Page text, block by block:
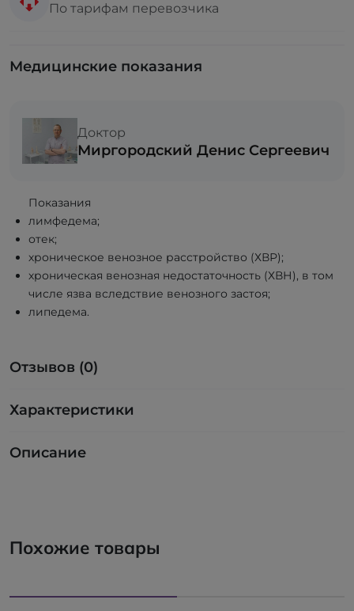
По тарифам перевозчика
Медицинские показания
Доктор
Миргородский Денис Сергеевич
Показания
лимфедема;
отек;
хроническое венозное расстройство (ХВР);
хроническая венозная недостаточность (ХВН), в том
числе язва вследствие венозного застоя;
липедема.
Отзывов (0)
Характеристики
Описание
Похожие товары